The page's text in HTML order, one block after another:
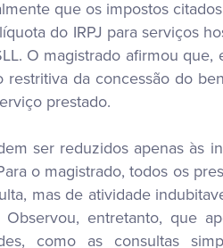
que os impostos
do IRPJ para serviços
O magistrado afirmou que,
da concessão do
prestado.
ser reduzidos apenas às
o magistrado, todos os
mas de atividade
entretanto, que
como as consultas